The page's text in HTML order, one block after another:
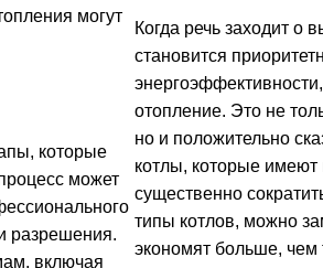
могут
которые
может
разрешения.
включая
Когда речь заходит о
становится
отопление. Это не
но и положительно
котлы, которые имеют
существенно
типы котлов, можно
экономят больше,